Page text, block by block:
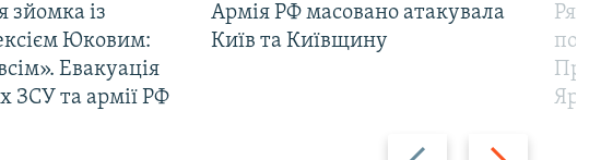
Назад Вперед
зйомка із
Юковим:
Евакуація
ЗСУ та армії РФ
Армія РФ масовано атакувала
Київ та Київщину